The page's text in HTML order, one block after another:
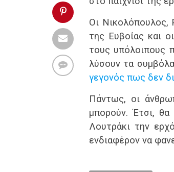
Οι Νικολόπουλος,
της Ευβοίας και
τους υπόλοιπους
λύσουν τα
γεγονός πως δεν
Πάντως, οι
μπορούν. Έτσι,
Λουτράκι την
ενδιαφέρον να